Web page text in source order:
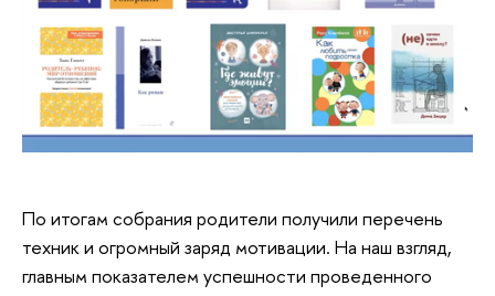
По итогам собрания родители получили перечень
техник и огромный заряд мотивации. На наш взгляд,
главным показателем успешности проведенного